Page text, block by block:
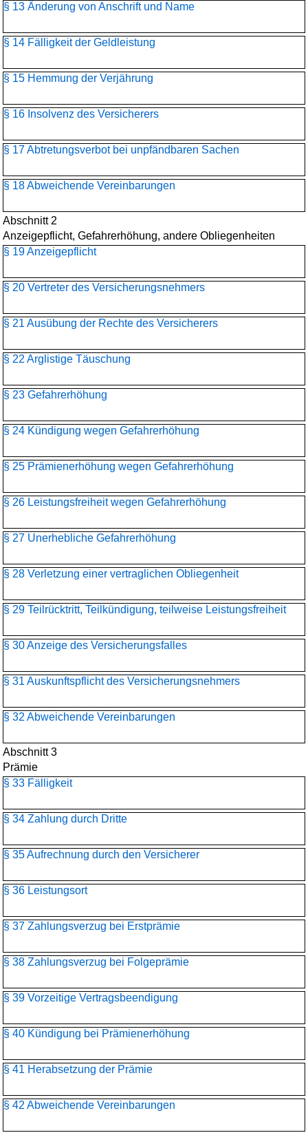
§ 13 Änderung von Anschrift und Name
§ 14 Fälligkeit der Geldleistung
§ 15 Hemmung der Verjährung
§ 16 Insolvenz des Versicherers
§ 17 Abtretungsverbot bei unpfändbaren Sachen
§ 18 Abweichende Vereinbarungen
Abschnitt 2
Anzeigepflicht, Gefahrerhöhung, andere Obliegenheiten
§ 19 Anzeigepflicht
§ 20 Vertreter des Versicherungsnehmers
§ 21 Ausübung der Rechte des Versicherers
§ 22 Arglistige Täuschung
§ 23 Gefahrerhöhung
§ 24 Kündigung wegen Gefahrerhöhung
§ 25 Prämienerhöhung wegen Gefahrerhöhung
§ 26 Leistungsfreiheit wegen Gefahrerhöhung
§ 27 Unerhebliche Gefahrerhöhung
§ 28 Verletzung einer vertraglichen Obliegenheit
§ 29 Teilrücktritt, Teilkündigung, teilweise Leistungsfreiheit
§ 30 Anzeige des Versicherungsfalles
§ 31 Auskunftspflicht des Versicherungsnehmers
§ 32 Abweichende Vereinbarungen
Abschnitt 3
Prämie
§ 33 Fälligkeit
§ 34 Zahlung durch Dritte
§ 35 Aufrechnung durch den Versicherer
§ 36 Leistungsort
§ 37 Zahlungsverzug bei Erstprämie
§ 38 Zahlungsverzug bei Folgeprämie
§ 39 Vorzeitige Vertragsbeendigung
§ 40 Kündigung bei Prämienerhöhung
§ 41 Herabsetzung der Prämie
§ 42 Abweichende Vereinbarungen